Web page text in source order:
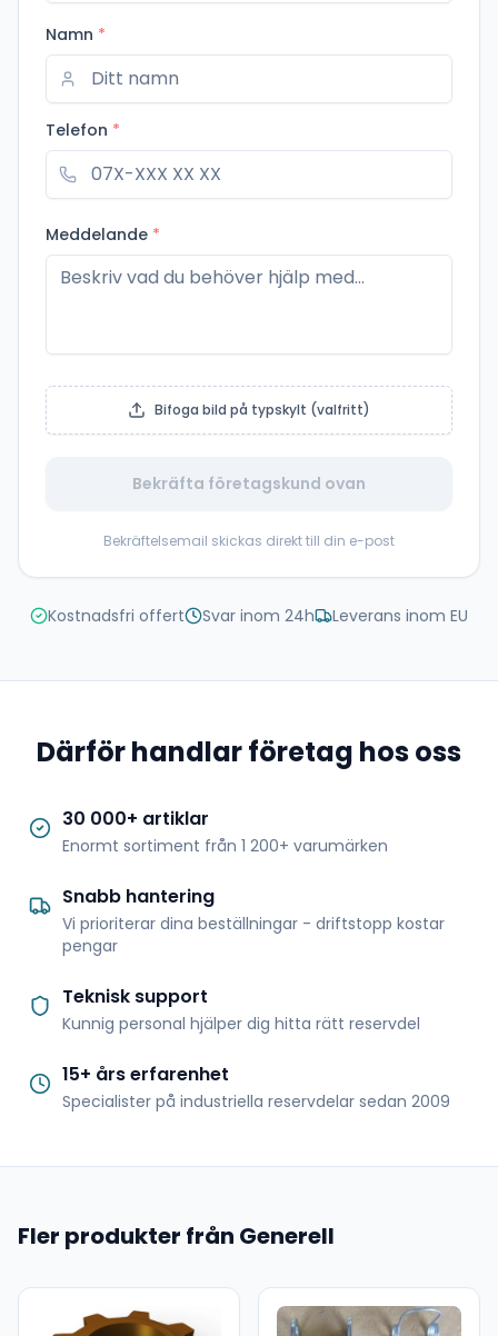
Namn *
Telefon *
Meddelande *
Bifoga bild på typskylt (valfritt)
Bekräfta företagskund ovan
Bekräftelsemail skickas direkt till din e-post
Kostnadsfri offert Svar inom 24h Leverans inom EU
Därför handlar företag hos oss
30 000+ artiklar
Enormt sortiment från 1 200+ varumärken
Snabb hantering
Vi prioriterar dina beställningar - driftstopp kostar
pengar
Teknisk support
Kunnig personal hjälper dig hitta rätt reservdel
15+ års erfarenhet
Specialister på industriella reservdelar sedan 2009
Fler produkter från Generell